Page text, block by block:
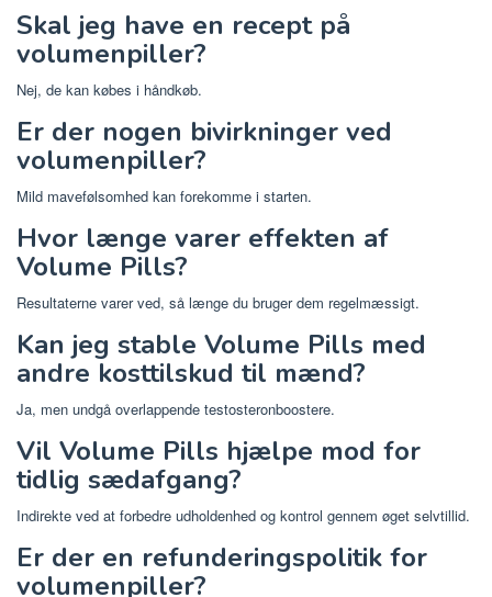
Skal jeg have en recept på
volumenpiller?
Nej, de kan købes i håndkøb.
Er der nogen bivirkninger ved
volumenpiller?
Mild mavefølsomhed kan forekomme i starten.
Hvor længe varer effekten af ​​
Volume Pills?
Resultaterne varer ved, så længe du bruger dem regelmæssigt.
Kan jeg stable Volume Pills med
andre kosttilskud til mænd?
Ja, men undgå overlappende testosteronboostere.
Vil Volume Pills hjælpe mod for
tidlig sædafgang?
Indirekte ved at forbedre udholdenhed og kontrol gennem øget selvtillid.
Er der en refunderingspolitik for
volumenpiller?